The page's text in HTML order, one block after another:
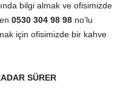
bilgi almak ve ofisimizde
0530 304 98 98 no’lu
için ofisimizde bir kahve
SÜRER